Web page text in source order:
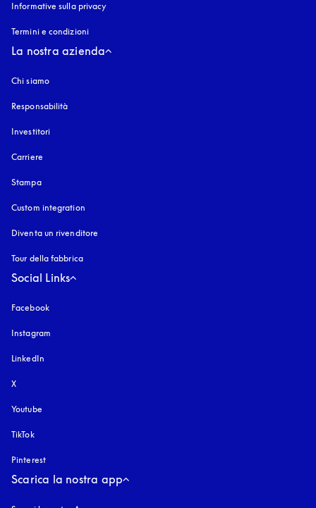
Informative sulla privacy
Termini e condizioni
La nostra azienda
Chi siamo
Responsabilità
Investitori
Carriere
Stampa
Custom integration
Diventa un rivenditore
Tour della fabbrica
Social Links
Facebook
Instagram
LinkedIn
X
Youtube
TikTok
Pinterest
Scarica la nostra app